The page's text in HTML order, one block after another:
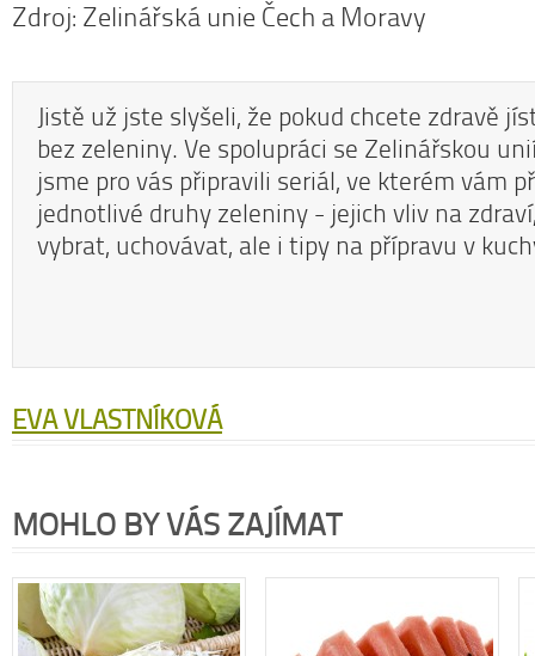
Zdroj: Zelinářská unie Čech a Moravy
Jistě už jste slyšeli, že pokud chcete zdravě
bez zeleniny. Ve spolupráci se Zelinářskou
jsme pro vás připravili seriál, ve kterém vám
jednotlivé druhy zeleniny - jejich vliv na
vybrat, uchovávat, ale i tipy na přípravu v
EVA VLASTNÍKOVÁ
MOHLO BY VÁS ZAJÍMAT